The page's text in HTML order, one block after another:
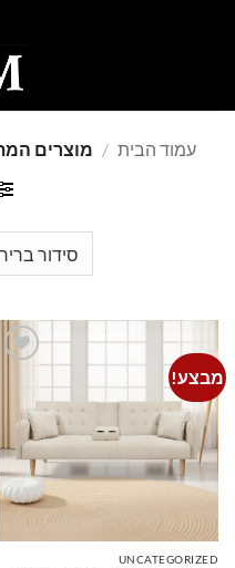
עמוד הבית / מוצרים
מבצע!
UNCATEGORIZED